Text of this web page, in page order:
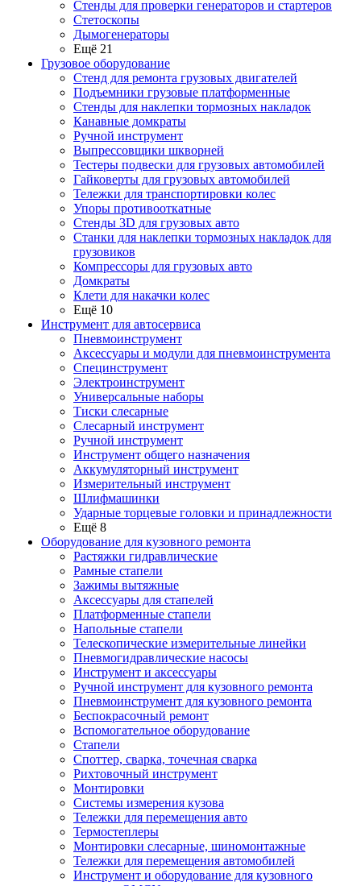
Стенды для проверки генераторов и стартеров
Стетоскопы
Дымогенераторы
Ещё 21
Грузовое оборудование
Стенд для ремонта грузовых двигателей
Подъемники грузовые платформенные
Стенды для наклепки тормозных накладок
Канавные домкраты
Ручной инструмент
Выпрессовщики шкворней
Тестеры подвески для грузовых автомобилей
Гайковерты для грузовых автомобилей
Тележки для транспортировки колес
Упоры противооткатные
Стенды 3D для грузовых авто
Станки для наклепки тормозных накладок для
грузовиков
Компрессоры для грузовых авто
Домкраты
Клети для накачки колес
Ещё 10
Инструмент для автосервиса
Пневмоинструмент
Аксессуары и модули для пневмоинструмента
Специнструмент
Электроинструмент
Универсальные наборы
Тиски слесарные
Слесарный инструмент
Ручной инструмент
Инструмент общего назначения
Аккумуляторный инструмент
Измерительный инструмент
Шлифмашинки
Ударные торцевые головки и принадлежности
Ещё 8
Оборудование для кузовного ремонта
Растяжки гидравлические
Рамные стапели
Зажимы вытяжные
Аксессуары для стапелей
Платформенные стапели
Напольные стапели
Телескопические измерительные линейки
Пневмогидравлические насосы
Инструмент и аксессуары
Ручной инструмент для кузовного ремонта
Пневмоинструмент для кузовного ремонта
Беспокрасочный ремонт
Вспомогательное оборудование
Стапели
Споттер, сварка, точечная сварка
Рихтовочный инструмент
Монтировки
Системы измерения кузова
Тележки для перемещения авто
Термостеплеры
Монтировки слесарные, шиномонтажные
Тележки для перемещения автомобилей
Инструмент и оборудование для кузовного